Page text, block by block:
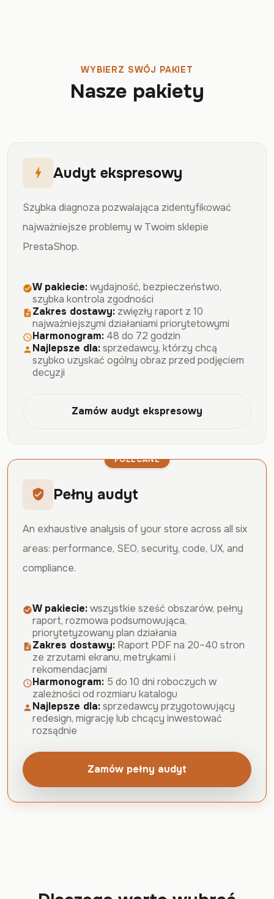
WYBIERZ SWÓJ PAKIET
Nasze pakiety
bolt Audyt ekspresowy
Szybka diagnoza pozwalająca zidentyfikować
najważniejsze problemy w Twoim sklepie
PrestaShop.
check_circleW pakiecie:wydajność, bezpieczeństwo,
szybka kontrola zgodności
descriptionZakres dostawy: zwięzły raport z 10
najważniejszymi działaniami priorytetowymi
scheduleHarmonogram: 48 do 72 godzin
personNajlepsze dla:sprzedawcy, którzy chcą
szybko uzyskać ogólny obraz przed podjęciem
decyzji
Zamów audyt ekspresowy
POLECANE
verified_user Pełny audyt
An exhaustive analysis of your store across all six
areas: performance, SEO, security, code, UX, and
compliance.
check_circleW pakiecie:wszystkie sześć obszarów, pełny
raport, rozmowa podsumowująca,
priorytetyzowany plan działania
descriptionZakres dostawy: Raport PDF na 20–40 stron
ze zrzutami ekranu, metrykami i
rekomendacjami
scheduleHarmonogram: 5 do 10 dni roboczych w
zależności od rozmiaru katalogu
personNajlepsze dla:sprzedawcy przygotowujący
redesign, migrację lub chcący inwestować
rozsądnie
Zamów pełny audyt